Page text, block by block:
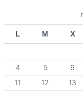
L M X
4
5 6
11
12 13